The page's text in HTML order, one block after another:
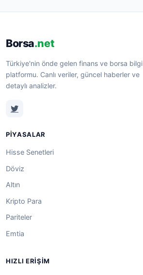
Borsa.net
Türkiye'nin önde gelen finans ve borsa bilgi
platformu. Canlı veriler, güncel haberler ve
detaylı analizler.
PIYASALAR
Hisse Senetleri
Döviz
Altın
Kripto Para
Pariteler
Emtia
HIZLI ERIŞIM